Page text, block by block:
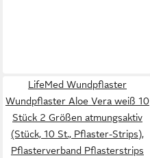
LifeMed Wundpflaster
Wundpflaster Aloe Vera weiß 10
Stück 2 Größen atmungsaktiv
(Stück, 10 St., Pflaster-Strips),
Pflasterverband Pflasterstrips